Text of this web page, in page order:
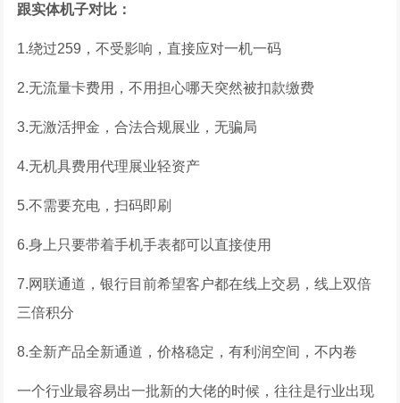
跟实体机子对比：
1.绕过259，不受影响，直接应对一机一码
2.无流量卡费用，不用担心哪天突然被扣款缴费
3.无激活押金，合法合规展业，无骗局
4.无机具费用代理展业轻资产
5.不需要充电，扫码即刷
6.身上只要带着手机手表都可以直接使用
7.网联通道，银行目前希望客户都在线上交易，线上双倍
三倍积分
8.全新产品全新通道，价格稳定，有利润空间，不内卷
一个行业最容易出一批新的大佬的时候，往往是行业出现